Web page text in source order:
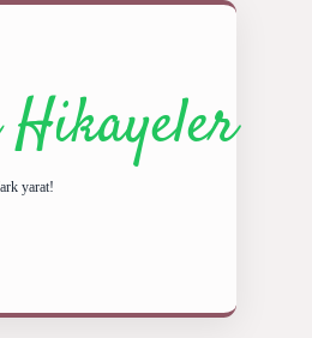
Hikayeler
yarat!